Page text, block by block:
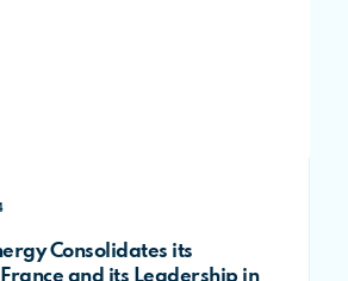
Consolidates its